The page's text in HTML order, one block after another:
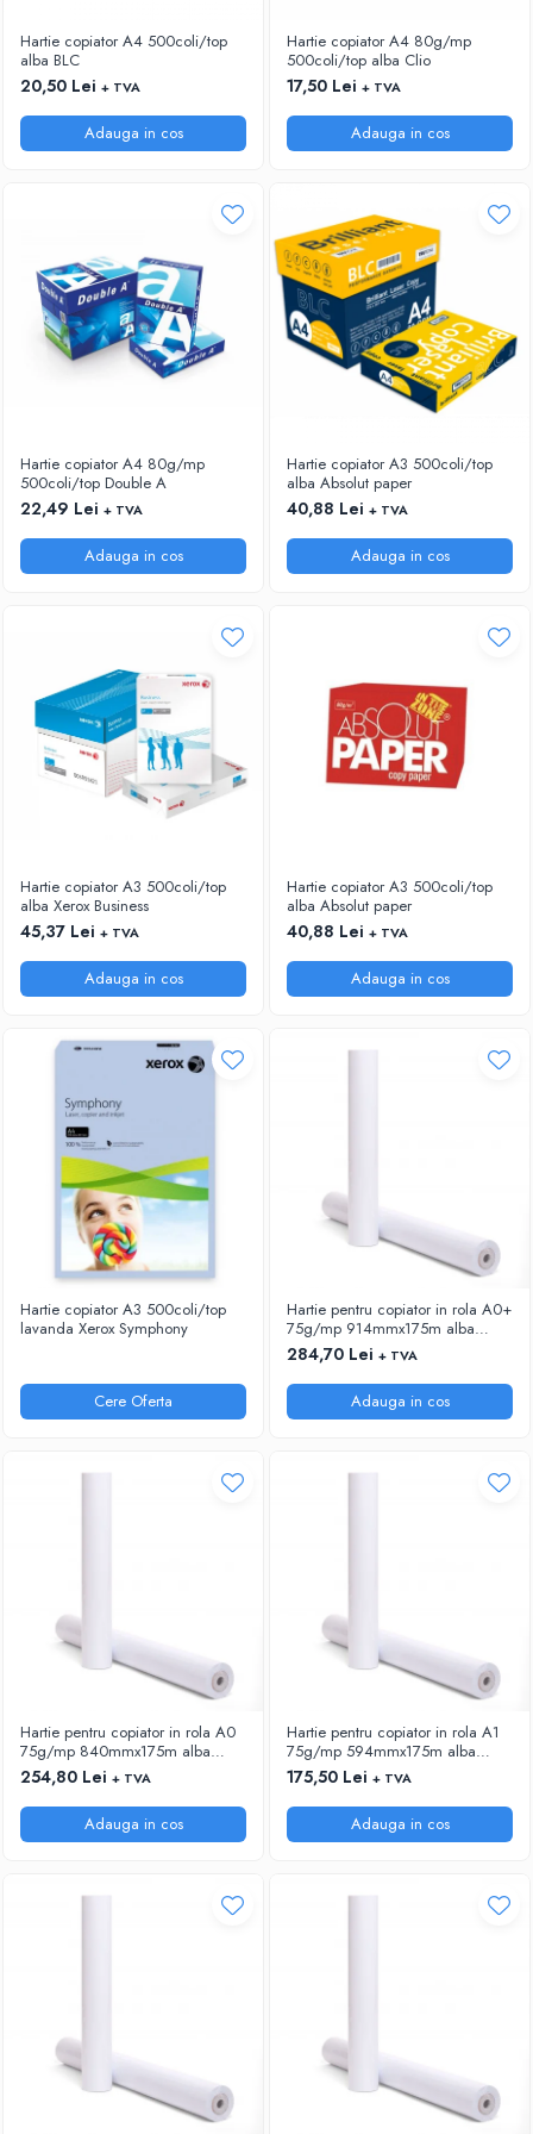
PLICURI PENTRU CORESPONDENTA,
DOCUMENTE & SPECIALE
CUBURI DIN HARTIE & CUBURI NOTES
ACCESORII PENTRU BIROU
CAPSATOARE & DECAPSATOARE
CAPSE & SUPORTURI
TAVITE & SUPORT PENTRU
DOCUMENTE
SUPORT ACCESORII PENTRU SCRIS
FOARFECI
CUTTERE
ACCESORII PRINDERE
TUS/TUSIRE & STAMPILE
SUPERIOARA
STILOURI - ROLLERE - PIXURI CU GEL &
SET-URI
PIXURI CU MECANISM
PIXURI FARA MECANISM
MARKERE PERMANENTE
MARKERE SPECIALE
TEXTMARKERE
CREIOANE MECANICE & REZERVE
INSTRUMENTE PENTRU CORECTURA
COMUNICARE & PREZENTARE
FLIPCHART
SISTEME DE AFISARE SI DE
PREZENTARE
TABLE MOBILE
TABLE DE CONFERINTA
VIDEOPROIECTOARE
ECRANE DE PROTECTIE SI ACCESORII
ECUSOANE
SISTEME INTERACTIVE
MANUSI NITRIL NEPUDRATE
Hartie copiator A4 500coli/top
alba BLC
20,50 Lei + TVA
Adauga in cos
Hartie copiator A4 80g/mp
500coli/top alba Clio
17,50 Lei + TVA
Adauga in cos
Hartie copiator A4 80g/mp
500coli/top Double A
22,49 Lei + TVA
Adauga in cos
Hartie copiator A3 500coli/top
alba Absolut paper
40,88 Lei + TVA
Adauga in cos
Hartie copiator A3 500coli/top
alba Xerox Business
45,37 Lei + TVA
Adauga in cos
Hartie copiator A3 500coli/top
alba Absolut paper
40,88 Lei + TVA
Adauga in cos
Hartie copiator A3 500coli/top
lavanda Xerox Symphony
Cere Oferta
Hartie pentru copiator in rola A0+
75g/mp 914mmx175m alba
Xerox
284,70 Lei + TVA
Adauga in cos
Hartie pentru copiator in rola A0
75g/mp 840mmx175m alba
Xerox
254,80 Lei + TVA
Adauga in cos
Hartie pentru copiator in rola A1
75g/mp 594mmx175m alba
Xerox
175,50 Lei + TVA
Adauga in cos